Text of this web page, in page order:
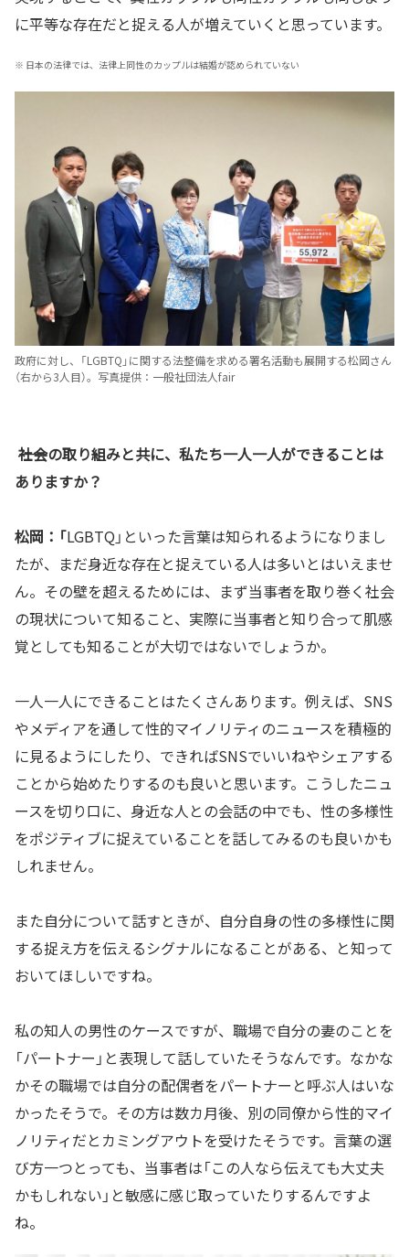
に平等な存在だと捉える人が増えていくと思っています。
※ 日本の法律では、法律上同性のカップルは結婚が認められていない
政府に対し、「LGBTQ」に関する法整備を求める署名活動も展開する松岡さん
（右から3人目）。写真提供：一般社団法人fair
――社会の取り組みと共に、私たち一人一人ができることは
ありますか？
松岡：「LGBTQ」といった言葉は知られるようになりまし
たが、まだ身近な存在と捉えている人は多いとはいえませ
ん。その壁を超えるためには、まず当事者を取り巻く社会
の現状について知ること、実際に当事者と知り合って肌感
覚としても知ることが大切ではないでしょうか。
一人一人にできることはたくさんあります。例えば、SNS
やメディアを通して性的マイノリティのニュースを積極的
に見るようにしたり、できればSNSでいいねやシェアする
ことから始めたりするのも良いと思います。こうしたニュ
ースを切り口に、身近な人との会話の中でも、性の多様性
をポジティブに捉えていることを話してみるのも良いかも
しれません。
また自分について話すときが、自分自身の性の多様性に関
する捉え方を伝えるシグナルになることがある、と知って
おいてほしいですね。
私の知人の男性のケースですが、職場で自分の妻のことを
「パートナー」と表現して話していたそうなんです。なかな
かその職場では自分の配偶者をパートナーと呼ぶ人はいな
かったそうで。その方は数カ月後、別の同僚から性的マイ
ノリティだとカミングアウトを受けたそうです。言葉の選
び方一つとっても、当事者は「この人なら伝えても大丈夫
かもしれない」と敏感に感じ取っていたりするんですよ
ね。